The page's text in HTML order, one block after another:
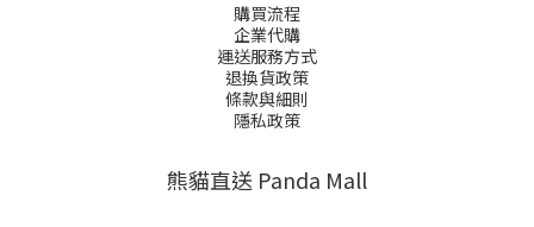
購買流程
企業代購
運送服務方式
退換貨政策
條款與細則
隱私政策
熊貓直送 Panda Mall